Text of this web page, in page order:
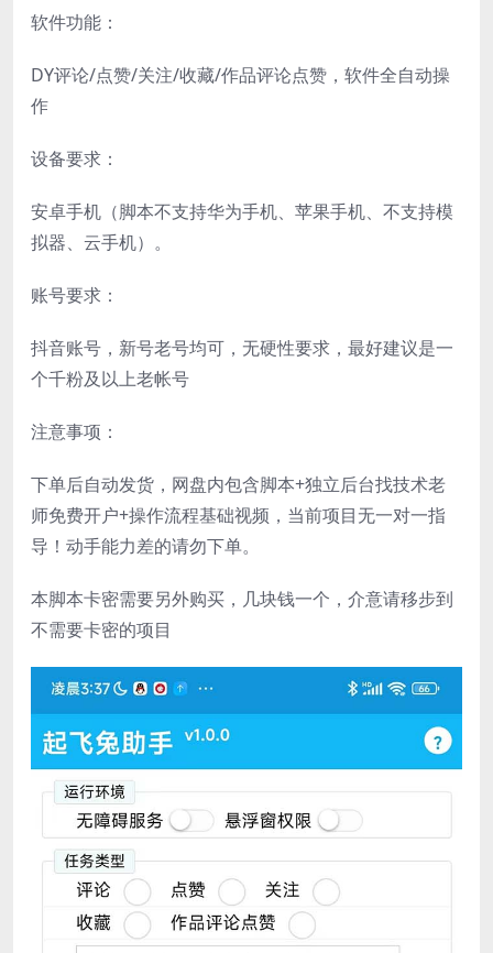
软件功能：
DY评论/点赞/关注/收藏/作品评论点赞，软件全自动操
作
设备要求：
安卓手机（脚本不支持华为手机、苹果手机、不支持模
拟器、云手机）。
账号要求：
抖音账号，新号老号均可，无硬性要求，最好建议是一
个千粉及以上老帐号
注意事项：
下单后自动发货，网盘内包含脚本+独立后台找技术老
师免费开户+操作流程基础视频，当前项目无一对一指
导！动手能力差的请勿下单。
本脚本卡密需要另外购买，几块钱一个，介意请移步到
不需要卡密的项目